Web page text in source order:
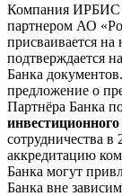
Компания ИРБИС
партнером АО
присваивается
подтверждается
Банка
предложение о
Партнёра Банка
сотрудничества
аккредитацию
Банка могут
Банка вне